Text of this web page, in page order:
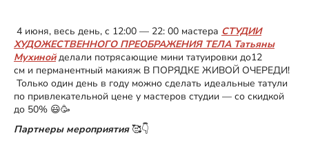
4 июня, весь день, с 12:00 — 22: 00 мастера СТУДИИ
ХУДОЖЕСТВЕННОГО ПРЕОБРАЖЕНИЯ ТЕЛА Татьяны
Мухинойделали потрясающие мини татуировки до12
см и перманентный макияж В ПОРЯДКЕ ЖИВОЙ ОЧЕРЕДИ!
Только один день в году можно сделать идеальные татули
по привлекательной цене у мастеров студии — со скидкой
до 50% 😃🥳
Партнеры мероприятия🥰👇